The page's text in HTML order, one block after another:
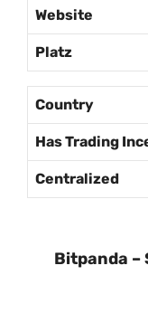
Website
Platz
Country
Has Trading
Centralized
Bitpanda –